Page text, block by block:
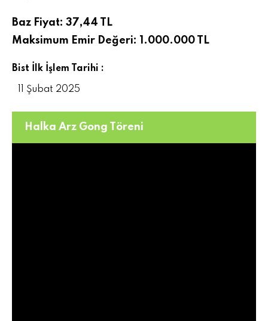
Baz Fiyat: 37,44 TL
Maksimum Emir Değeri: 1.000.000 TL
Bist İlk İşlem Tarihi :
11 Şubat 2025
Halka Arz Gong Töreni